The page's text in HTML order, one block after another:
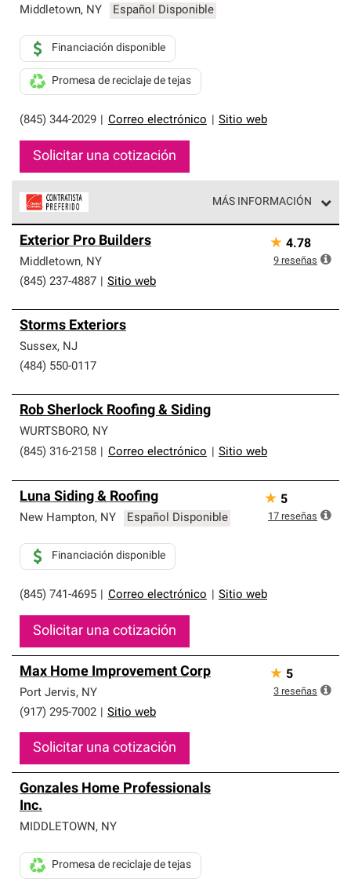
Middletown, NY Español Disponible
(845) 344-2029 Correo electrónico Sitio web
Financiación disponible
Promesa de reciclaje de tejas
Solicitar una cotización
MÁS INFORMACIÓN
parte de una red exclusiva de profesionales de techos
que cumplen con altos estándares y requisitos estrictos
de profesionalismo y confiabilidad.
Exterior Pro Builders
Middletown, NY
(845) 237-4887
Sitio web
★ 4.78
9 reseñas
Storms Exteriors
Sussex, NJ
(484) 550-0117
Rob Sherlock Roofing & Siding
WURTSBORO, NY
(845) 316-2158
Correo electrónico Sitio web
Luna Siding & Roofing
New Hampton, NY Español Disponible
(845) 741-4695 Correo electrónico Sitio web
Financiación disponible
Solicitar una cotización
★ 5
17 reseñas
Max Home Improvement Corp
Port Jervis, NY
(917) 295-7002
Sitio web
Solicitar una cotización
★ 5
3 reseñas
Gonzales Home Professionals
Inc.
MIDDLETOWN, NY
Promesa de reciclaje de tejas